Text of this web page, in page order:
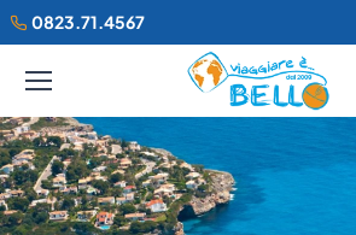
0823.71.4567